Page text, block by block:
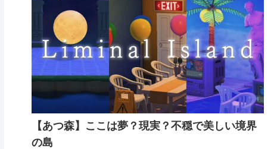
【あつ森】ここは夢？現実？不穏で美しい境界
の島